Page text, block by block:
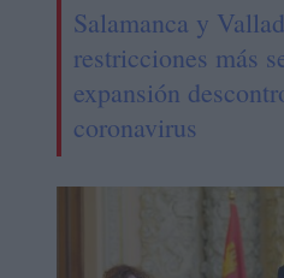
Salamanca y
restricciones más
expansión
coronavirus